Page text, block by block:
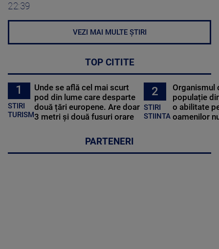
22:39
VEZI MAI MULTE ȘTIRI
TOP CITITE
1
STIRI
TURISM
Unde se află cel mai scurt
pod din lume care desparte
două țări europene. Are doar
3 metri și două fusuri orare
2
STIRI
STIINTA
Organismul
populație
o abilitate
oamenilor
PARTENERI